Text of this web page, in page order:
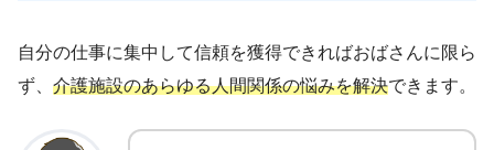
自分の仕事に集中して信頼を獲得できればおばさんに限ら
ず、 介護施設のあらゆる人間関係の悩みを解決できます。